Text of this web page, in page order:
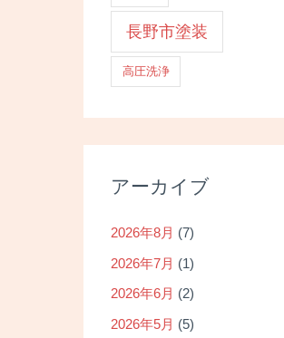
長野市塗装
高圧洗浄
アーカイブ
2026年8月 (7)
2026年7月 (1)
2026年6月 (2)
2026年5月 (5)